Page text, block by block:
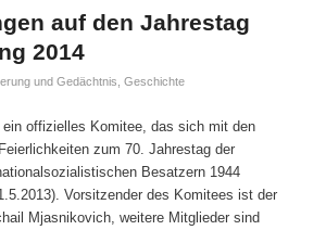
auf den Jahrestag
2014
und Gedächtnis, Geschichte
offizielles Komitee, das sich mit den
zum 70. Jahrestag der
Besatzern 1944
Vorsitzender des Komitees ist der
Mjasnikovich, weitere Mitglieder sind